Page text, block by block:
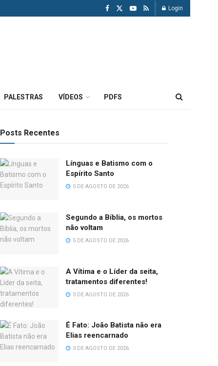
Login
PALESTRAS VÍDEOS PDFS
Posts Recentes
Línguas e Batismo com o
Espírito Santo
5 DE AGOSTO DE 2026
Segundo a Bíblia, os mortos
não voltam
5 DE AGOSTO DE 2026
A Vítima e o Líder da seita,
tratamentos diferentes!
3 DE AGOSTO DE 2026
É Fato: João Batista não era
Elias reencarnado
3 DE AGOSTO DE 2026